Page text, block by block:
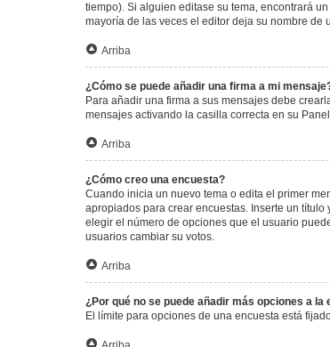
tiempo). Si alguien editase su tema, encontrará
mayoría de las veces el editor deja su nombre
Arriba
¿Cómo se puede añadir una firma a mi
Para añadir una firma a sus mensajes debe
mensajes activando la casilla correcta en su
Arriba
¿Cómo creo una encuesta?
Cuando inicia un nuevo tema o edita el primer
apropiados para crear encuestas. Inserte un
elegir el número de opciones que el usuario
usuarios cambiar su votos.
Arriba
¿Por qué no se puede añadir más opciones a la
El límite para opciones de una encuesta está